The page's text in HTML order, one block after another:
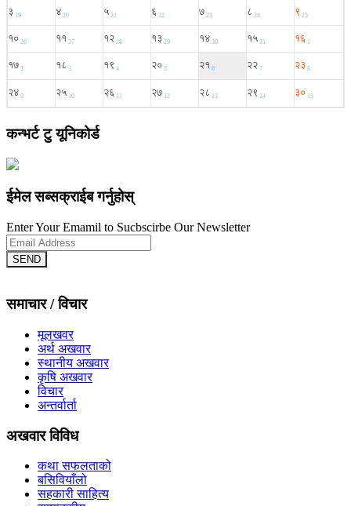
कन्भर्ट टु यूनिकोर्ड
ईमेल सब्सक्राईब गर्नुहोस्
Enter Your Emamil to Sucbscirbe Our Newsletter
SEND
समाचार / विचार
मूलखवर
अर्थ अखवार
स्थानीय अखवार
कृषि अखवार
विचार
अन्तर्वार्ता
अखवार विविध
कथा सफलताको
बसिवियाँलो
सहकारी साहित्य